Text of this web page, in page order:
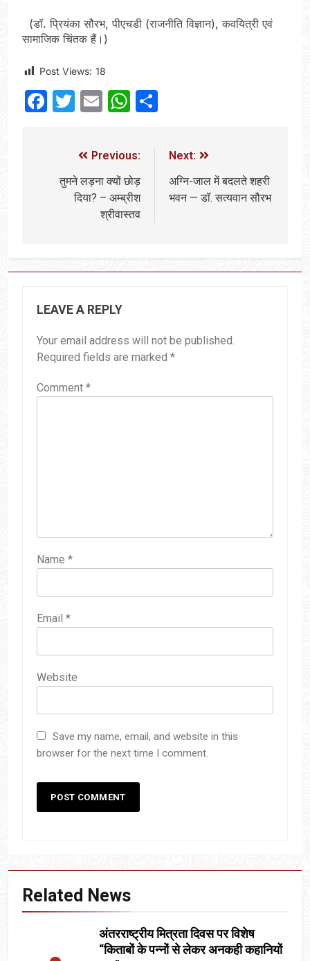
(डॉ. प्रियंका सौरभ, पीएचडी (राजनीति विज्ञान), कवयित्री एवं
सामाजिक चिंतक हैं।)
Post Views: 18
Facebook
Twitter
EmailWhatsApp
Previous:
तुमने लड़ना क्यों छोड़
दिया? – अम्ब्रीश
श्रीवास्तव
Next:
अग्नि-जाल में बदलते शहरी
भवन — डॉ. सत्यवान सौरभ
LEAVE A REPLY
Your email address will not be published.
Required fields are marked *
Comment *
Name *
Email *
Website
Save my name, email, and website in this
browser for the next time I comment.
Related News
अंतरराष्ट्रीय मित्रता दिवस पर विशेष
“किताबों के पन्नों से लेकर अनकही कहानियों